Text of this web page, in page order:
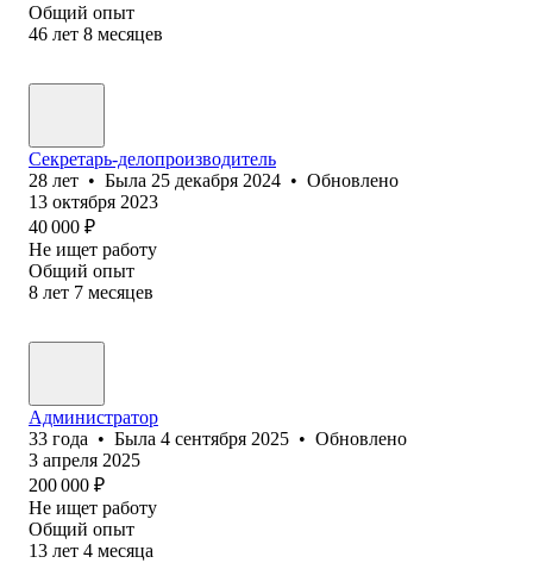
Общий опыт
46 лет 8 месяцев
Секретарь-делопроизводитель
28 лет • Была 25 декабря 2024 • Обновлено
13 октября 2023
40 000 ₽
Не ищет работу
Общий опыт
8 лет 7 месяцев
Администратор
33 года • Была 4 сентября 2025 • Обновлено
3 апреля 2025
200 000 ₽
Не ищет работу
Общий опыт
13 лет 4 месяца